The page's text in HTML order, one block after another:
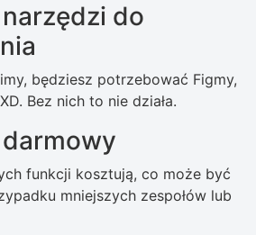
do
będziesz potrzebować Figmy,
Bez nich to nie działa.
darmowy
funkcji kosztują, co może być
mniejszych zespołów lub